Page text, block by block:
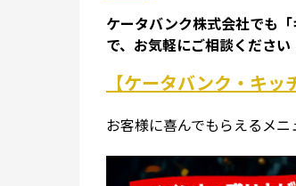
ケータバンク株式会社でも
で、お気軽にご相談ください
【ケータバンク・キ
お客様に喜んでもらえるメ